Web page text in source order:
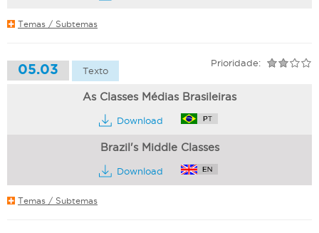
Temas / Subtemas
05.03 Texto
Prioridade:
As Classes Médias Brasileiras
Download
Brazil's Middle Classes
Download
Temas / Subtemas